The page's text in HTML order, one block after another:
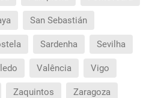
San Sebastián
Sardenha Sevilha
Valência Vigo
Zaquintos Zaragoza